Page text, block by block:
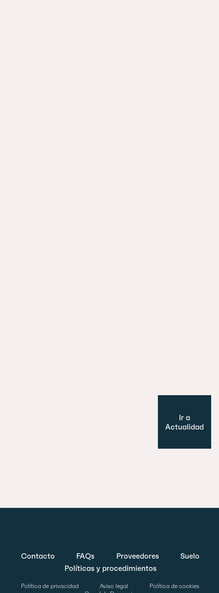
Ir a
Actualidad
Contacto FAQs Proveedores
Suelo
Políticas y procedimientos
Política de privacidad Aviso legal
Política de cookies